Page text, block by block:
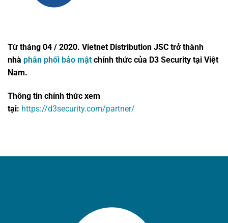
Từ tháng 04 / 2020. Vietnet Distribution JSC trở thành
nhà phân phối bảo mật chính thức của D3 Security tại Việt
Nam.
Thông tin chính thức xem
tại: https://d3security.com/partner/